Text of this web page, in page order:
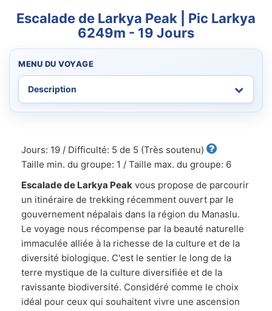
Escalade de Larkya Peak | Pic Larkya
6249m - 19 Jours
MENU DU VOYAGE
Jours: 19 / Difficulté: 5 de 5 (Très soutenu)
Taille min. du groupe: 1 / Taille max. du groupe: 6
Escalade de Larkya Peak vous propose de parcourir
un itinéraire de trekking récemment ouvert par le
gouvernement népalais dans la région du Manaslu.
Le voyage nous récompense par la beauté naturelle
immaculée alliée à la richesse de la culture et de la
diversité biologique. C'est le sentier le long de la
terre mystique de la culture diversifiée et de la
ravissante biodiversité. Considéré comme le choix
idéal pour ceux qui souhaitent vivre une ascension